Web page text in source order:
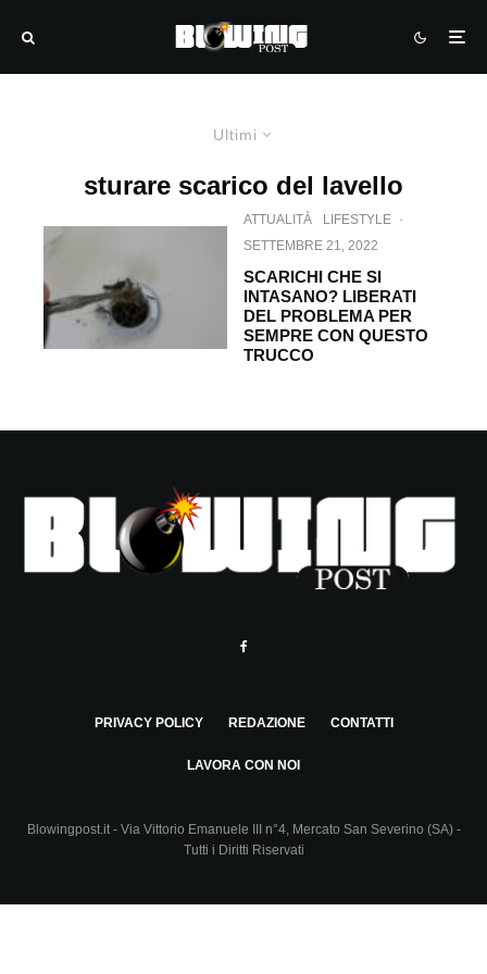
Ultimi
sturare scarico del lavello
ATTUALITÀ LIFESTYLE ·
SETTEMBRE 21, 2022
SCARICHI CHE SI
INTASANO? LIBERATI
DEL PROBLEMA PER
SEMPRE CON QUESTO
TRUCCO
PRIVACY POLICY REDAZIONE CONTATTI
LAVORA CON NOI
Blowingpost.it - Via Vittorio Emanuele III n°4, Mercato San Severino (SA) -
Tutti i Diritti Riservati